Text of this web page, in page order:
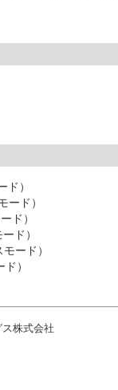
ド）
ード）
ド）
ド）
ード）
）
株式会社